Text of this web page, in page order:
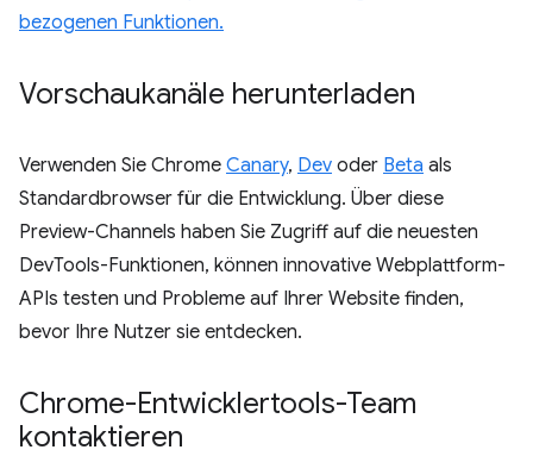
bezogenen Funktionen.
Vorschaukanäle herunterladen
Verwenden Sie Chrome Canary, Dev oder Beta als
Standardbrowser für die Entwicklung. Über diese
Preview-Channels haben Sie Zugriff auf die neuesten
DevTools-Funktionen, können innovative Webplattform-
APIs testen und Probleme auf Ihrer Website finden,
bevor Ihre Nutzer sie entdecken.
Chrome-Entwicklertools-Team
kontaktieren